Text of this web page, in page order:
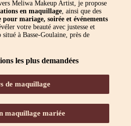
Meliwa Makeup Artist, je propose
en maquillage , ainsi que des
mariage, soirée et événements
votre beauté avec justesse et
à Basse-Goulaine, près de
les plus demandées
de maquillage
maquillage mariée